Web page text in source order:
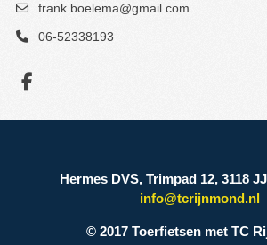
frank.boelema@gmail.com
06-52338193
Hermes DVS, Trimpad 12, 3118
info@tcrijnmond.nl
© 2017 Toerfietsen met TC